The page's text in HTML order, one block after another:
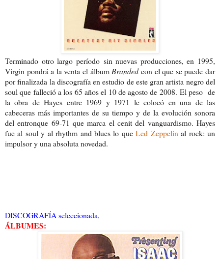
Terminado otro largo período sin nuevas producciones, en 1995,
Virgin pondrá a la venta el álbum Brandedcon el que se puede dar
por finalizada la discografía en estudio de este gran artista negro del
soul que falleció a los 65 años el 10 de agosto de 2008.El peso de
la obra de Hayes entre 1969 y 1971 le colocó en una de las
cabeceras más importantes de su tiempo y de la evolución sonora
del entronque 69-71 que marca el cenit del vanguardismo. Hayes
fue al soul y al rhythm and blues lo queLed Zeppelin al rock: un
impulsor y una absoluta novedad.
DISCOGRAFÍA seleccionada,
ÁLBUMES: